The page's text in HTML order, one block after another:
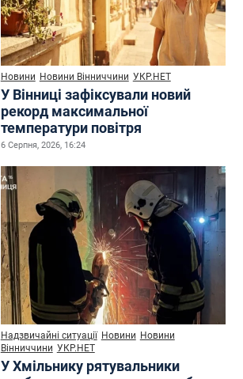
Новини Новини Вінниччини УКР.НЕТ
У Вінниці зафіксували новий
рекорд максимальної
температури повітря
6 Серпня, 2026, 16:24
Надзвичайні ситуації Новини Новини
Вінниччини УКР.НЕТ
У Хмільнику рятувальники